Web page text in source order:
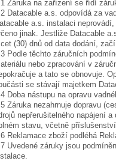
Záruka na zařízení se řídí
Datacable a.s. odpovídá za
a.s. instalaci
jinak. Jestliže Datacable
(30) dnů od data dodání,
Podle těchto záručních
nebo zpracování v
a tato se obnovuje.
se stávají majetkem
Doba nástupu na opravu
Záruka nezahrnuje dopravu
nepřerušitelného napájení
stavu, včetně
Reklamace zboží podléhá
Uvedené záruky jsou